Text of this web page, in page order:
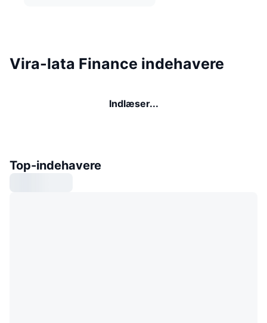
Vira-lata Finance indehavere
Indlæser...
Top-indehavere